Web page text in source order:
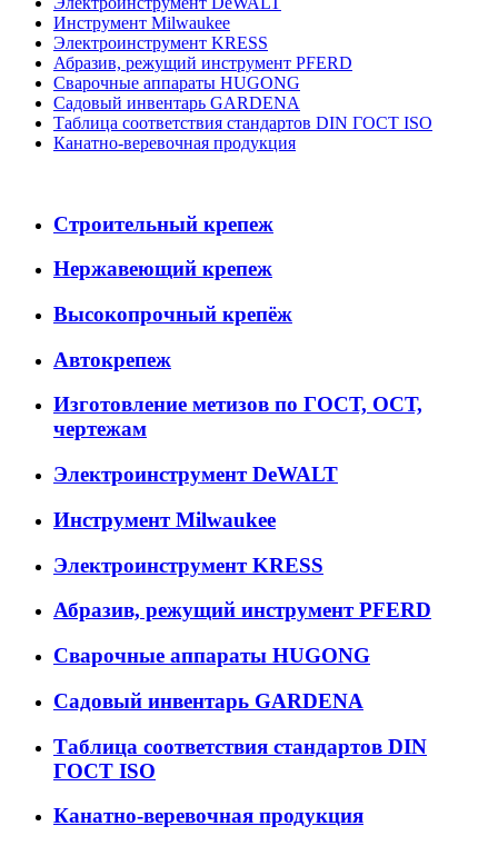
Инструмент Milwaukee
Электроинструмент KRESS
Абразив, режущий инструмент PFERD
Сварочные аппараты HUGONG
Садовый инвентарь GARDENA
Таблица соответствия стандартов DIN ГОСТ ISO
Канатно-веревочная продукция
Строительный крепеж
Нержавеющий крепеж
Высокопрочный крепёж
Автокрепеж
Изготовление метизов по ГОСТ, ОСТ,
чертежам
Электроинструмент DeWALT
Инструмент Milwaukee
Электроинструмент KRESS
Абразив, режущий инструмент PFERD
Сварочные аппараты HUGONG
Садовый инвентарь GARDENA
Таблица соответствия стандартов DIN
ГОСТ ISO
Канатно-веревочная продукция